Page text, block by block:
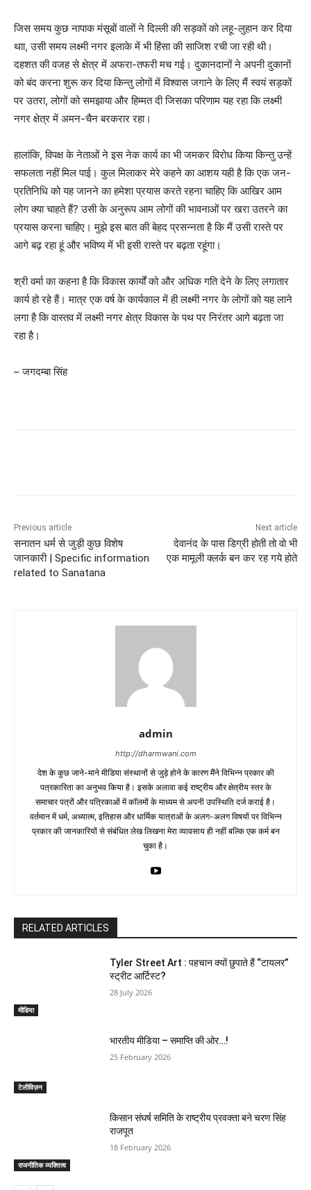
जिस समय कुछ नापाक मंसूबों वालों ने दिल्ली की सड़कों को लहू-लुहान कर दिया
थाा, उसी समय लक्ष्मी नगर इलाके में भी हिंसा की साजिश रची जा रही थी।
दहशत की वजह से क्षेत्र में अफरा-तफरी मच गई। दुकानदानों ने अपनी दुकानों
को बंद करना शुरू कर दिया किन्तु लोगों में विश्वास जगाने के लिए मैं स्वयं सड़कों
पर उतरा, लोगों को समझाया और हिम्मत दी जिसका परिणाम यह रहा कि लक्ष्मी
नगर क्षेत्र में अमन-चैन बरकरार रहा।
हालांकि, विपक्ष के नेताओं ने इस नेक कार्य का भी जमकर विरोध किया किन्तु उन्हें
सफलता नहीं मिल पाई। कुल मिलाकर मेरे कहने का आशय यही है कि एक जन-
प्रतिनिधि को यह जानने का हमेशा प्रयास करते रहना चाहिए कि आखिर आम
लोग क्या चाहते हैं? उसी के अनुरूप आम लोगों की भावनाओं पर खरा उतरने का
प्रयास करना चाहिए। मुझे इस बात की बेहद प्रसन्नता है कि मैं उसी रास्ते पर
आगे बढ़ रहा हूं और भविष्य में भी इसी रास्ते पर बढ़ता रहूंगा।
श्री वर्मा का कहना है कि विकास कार्यों को और अधिक गति देने के लिए लगातार
कार्य हो रहे हैं। मात्र एक वर्ष के कार्यकाल में ही लक्ष्मी नगर के लोगों को यह लाने
लगा है कि वास्तव में लक्ष्मी नगर क्षेत्र विकास के पथ पर निरंतर आगे बढ़ता जा
रहा है।
– जगदम्बा सिंह
Previous article
सनातन धर्म से जुड़ी कुछ विशेष
जानकारी | Specific information
related to Sanatana
Next article
देवानंद के पास डिग्री होती तो वो भी
एक मामूली क्लर्क बन कर रह गये होते
admin
http://dharmwani.com
देश के कुछ जाने-माने मीडिया संस्थानों से जुड़े होने के कारण मैंने विभिन्न प्रकार की
पत्रकारिता का अनुभव किया है। इसके अलावा कई राष्ट्रीय और क्षेत्रीय स्तर के
समाचार पत्रों और पत्रिकाओं में काॅलमों के माध्यम से अपनी उपस्थिति दर्ज कराई है।
वर्तमान में धर्म, अध्यात्म, इतिहास और धार्मिक यात्राओं के अलग-अलग विषयों पर विभिन्न
प्रकार की जानकारियों से संबंधित लेख लिखना मेरा व्यावसाय ही नहीं बल्कि एक कर्म बन
चुका है।
RELATED ARTICLES
मीडिया
Tyler Street Art : पहचान क्यों छुपाते हैं “टायलर”
स्ट्रीट आर्टिस्ट?
28 July 2026
टेलीविज़न
भारतीय मीडिया – समाप्ति की ओर…!
25 February 2026
राजनीतिक व्यक्तित्व
किसान संघर्ष समिति के राष्ट्रीय प्रवक्ता बने चरण सिंह
राजपूत
18 February 2026